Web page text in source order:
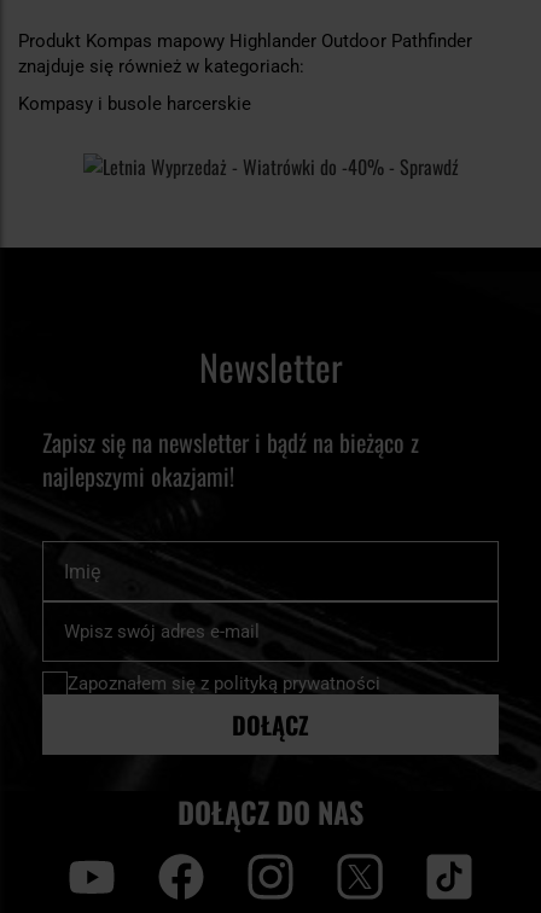
Produkt Kompas mapowy Highlander Outdoor Pathfinder
znajduje się również w kategoriach:
Kompasy i busole harcerskie
Newsletter
Zapisz się na newsletter i bądź na bieżąco z
najlepszymi okazjami!
nasz
newsletter:
Zapoznałem się z polityką prywatności
DOŁĄCZ
DOŁĄCZ DO NAS